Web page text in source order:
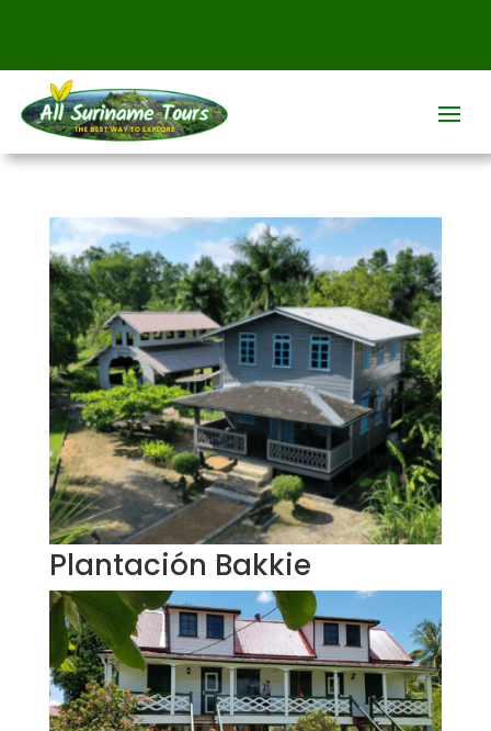
Plantación Bakkie